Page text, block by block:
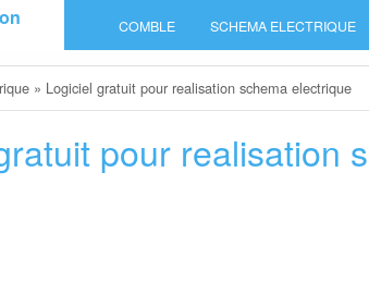
COMBLE SCHEMA ELECTRIQUE
» Logiciel gratuit pour realisation schema electrique
pour realisation